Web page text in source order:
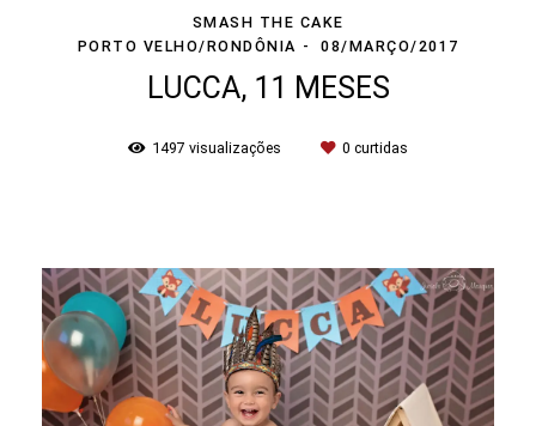
SMASH THE CAKE
PORTO VELHO/RONDÔNIA
08/MARÇO/2017
LUCCA, 11 MESES
1497 visualizações 0 curtidas